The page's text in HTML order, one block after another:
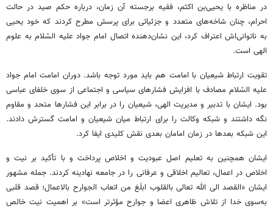
در مناظره با یحیی‌بن اکثم، فقیه برجسته آن زمان، درباره حکم صید در حالت
احرام، چنان شاخه‌های متعدد و جزئیاتی برای پرسش مطرح کردند که خود یحیی
به ناتوانی‌اش اعتراف کرد، این نشان‌دهنده اتصال امام جواد علیه السّلام به علوم
الهی است.
تقویت ارتباط شیعیان با امامت هم باید مورد توجه باشد. دوران امامت امام جواد
علیه السّلام مصادف با افزایش فشارهای سیاسی و اجتماعی از سوی خلفای عباسی
بود. ایشان با تدبیر و مدیریت الهی، شیعیان را در برابر این فشارها متحد و مقاوم
نگه داشتند و شبکه وکالت را برای ارتباط میان شیعیان و امامت گسترش دادند.
این شبکه بعدها در زمان امامان بعدی نقش کلیدی ایفا کرد.
ایشان همچنین به تعلیم اصل عبودیت و اخلاص پرداخت و با تأکید بر نیت و
اخلاص در اعمال، تعالیم اخلاقی و عرفانی را در جامعه نهادینه کردند. جمله مشهور
ایشان «القصد الی الله تعالی بالقلوب ابلَغ من اتعاب الجوارح بالاعمال؛ قصد قلبی
به‌سوی خدا از تلاش ظاهری اعضا و جوارح مؤثرتر است» بر اهمیت نیت خالص